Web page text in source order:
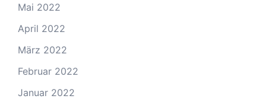
Mai 2022
April 2022
März 2022
Februar 2022
Januar 2022